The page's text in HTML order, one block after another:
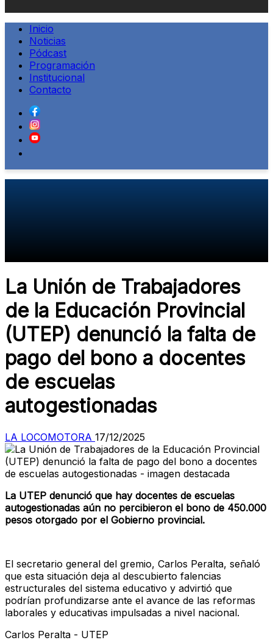
Inicio
Noticias
Pódcast
Programación
Institucional
Contacto
La Unión de Trabajadores
de la Educación Provincial
(UTEP) denunció la falta de
pago del bono a docentes
de escuelas
autogestionadas
LA LOCOMOTORA 17/12/2025
La UTEP denunció que hay docentes de escuelas
autogestionadas aún no percibieron el bono de 450.000
pesos otorgado por el Gobierno provincial.
El secretario general del gremio, Carlos Peralta, señaló
que esta situación deja al descubierto falencias
estructurales del sistema educativo y advirtió que
podrían profundizarse ante el avance de las reformas
laborales y educativas impulsadas a nivel nacional.
Carlos Peralta - UTEP